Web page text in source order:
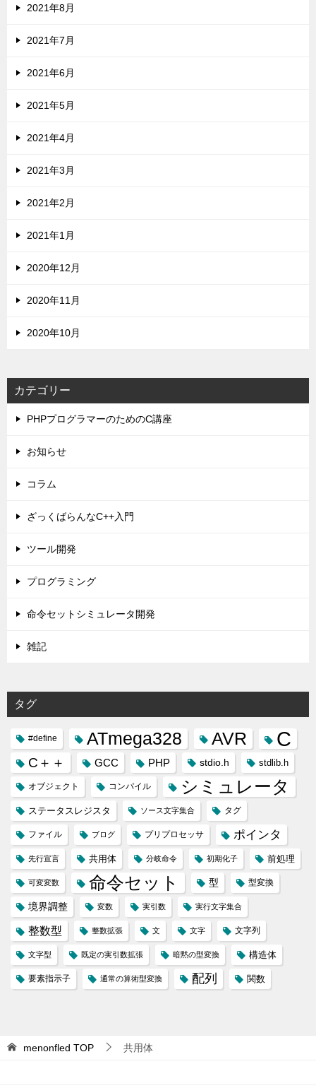
2021年8月
2021年7月
2021年6月
2021年5月
2021年4月
2021年3月
2021年2月
2021年1月
2020年12月
2020年11月
2020年10月
カテゴリー
PHPプログラマーのためのC講座
お知らせ
コラム
ざっくばらんなC++入門
ツール開発
プログラミング
命令セットシミュレータ開発
雑記
タグ
#define ATmega328 AVR C
C＋＋ GCC PHP stdio.h stdlib.h
オブジェクト コンパイル シミュレータ
ステータスレジスタ ソース文字集合 タグ
ファイル ブログ プリプロセッサ ポインタ
先行宣言 共用体 分岐命令 初期化子 前処理
可変変数 命令セット 型 型変換
境界調整 変数 実引数 実行文字集合
整数型 整数拡張 文 文字 文字列
文字型 既定の実引数拡張 暗黙の型変換 構造体
要素指示子 通常の算術型変換 配列 関数
menonfled TOP 共用体